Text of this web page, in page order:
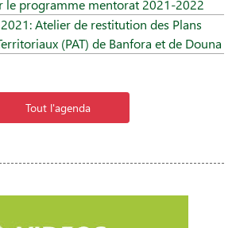
le programme mentorat 2021-2022
Atelier de restitution des Plans
(PAT) de Banfora et de Douna
Tout l'agenda